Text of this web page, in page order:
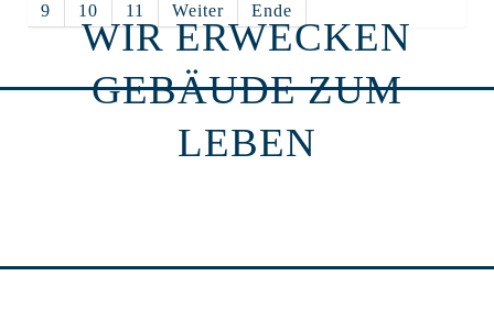
9
10 11 Weiter Ende
WIR ERWECKEN
GEBÄUDE ZUM
LEBEN